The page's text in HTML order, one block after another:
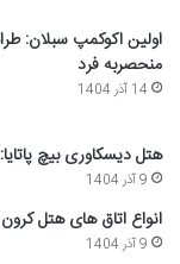
اولین اکوکمپ سبلان:
منحصربه فرد
14 آذر 1404
هتل دیسکاوری بیچ
9 آذر 1404
انواع اتاق های هتل
9 آذر 1404